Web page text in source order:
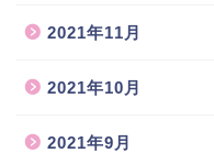
2021年11月
2021年10月
2021年9月